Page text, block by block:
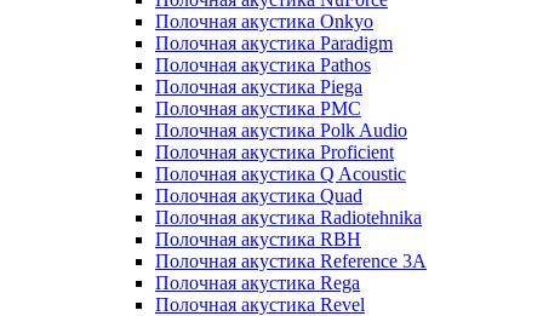
Полочная акустика Onkyo
Полочная акустика Paradigm
Полочная акустика Pathos
Полочная акустика Piega
Полочная акустика PMC
Полочная акустика Polk Audio
Полочная акустика Proficient
Полочная акустика Q Acoustic
Полочная акустика Quad
Полочная акустика Radiotehnika
Полочная акустика RBH
Полочная акустика Reference 3A
Полочная акустика Rega
Полочная акустика Revel